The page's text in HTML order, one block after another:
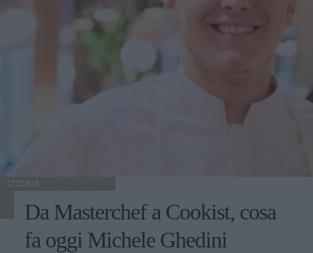
CUCINA
Da Masterchef a Cookist, cosa
fa oggi Michele Ghedini